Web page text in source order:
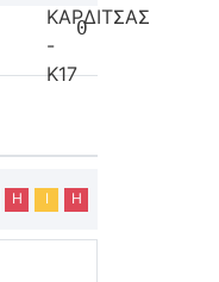
0
Η Ι Η